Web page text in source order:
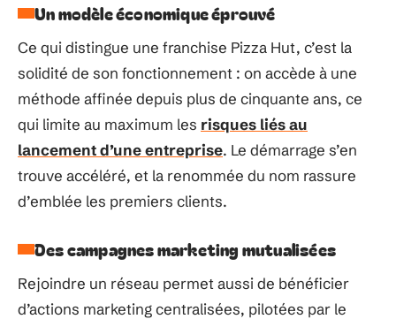
Un modèle économique éprouvé
Ce qui distingue une franchise Pizza Hut, c’est la
solidité de son fonctionnement : on accède à une
méthode affinée depuis plus de cinquante ans, ce
qui limite au maximum les risques liés au
lancement d’une entreprise. Le démarrage s’en
trouve accéléré, et la renommée du nom rassure
d’emblée les premiers clients.
Des campagnes marketing mutualisées
Rejoindre un réseau permet aussi de bénéficier
d’actions marketing centralisées, pilotées par le